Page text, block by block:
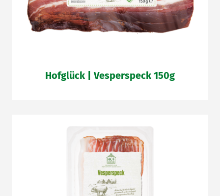
Hofglück | Vesperspeck 150g